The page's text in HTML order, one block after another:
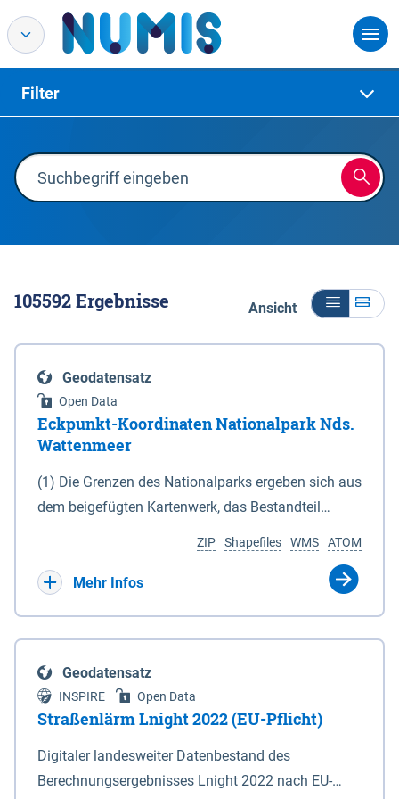
Filter
105592Ergebnisse Ansicht
Geodatensatz
Open Data
Eckpunkt-Koordinaten Nationalpark Nds.
Wattenmeer
(1) Die Grenzen des Nationalparks ergeben sich aus
dem beigefügten Kartenwerk, das Bestandteil
(DTK) im Maßstab 1 : 100 000 (Anlage 2), 2.
verkleinerte Amtliche Karte 1 : 5 000 (AK5) im
projizierte Koordinaten im Europäischen
Terrestrischen Referenzsystem 1989 (ETRS 89) mit
der Universalen Transversalen Mercator-Abbildung
bezogen auf die Zone 32 N (UTM 32N) dargestellt
(Anlage 4); Gleiches gilt für die geografischen
ATOM
WMS
Shapefiles
ZIP
Mehr Infos
Geodatensatz
INSPIRE Open Data
Straßenlärm Lnight 2022 (EU-Pflicht)
Digitaler landesweiter Datenbestand des
Berechnungsergebnisses Lnight 2022 nach EU-